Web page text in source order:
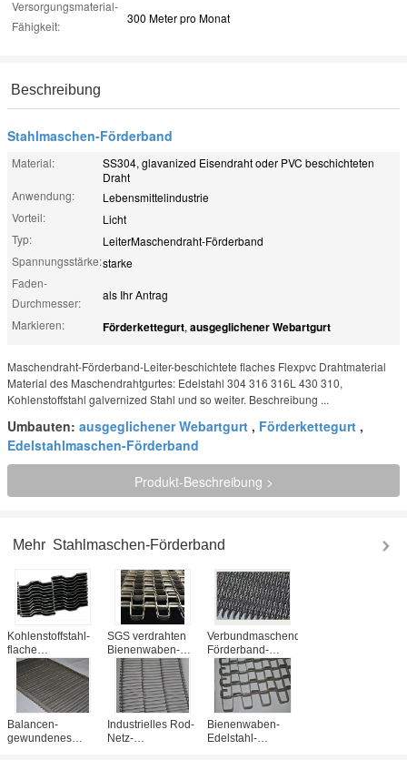
Versorgungsmaterial-
Fähigkeit:
300 Meter pro Monat
Beschreibung
Stahlmaschen-Förderband
Material:
SS304, glavanized Eisendraht oder PVC beschichteten
Draht
Anwendung:
Lebensmittelindustrie
Vorteil:
Licht
Typ:
LeiterMaschendraht-Förderband
Spannungsstärke:starke
Faden-
Durchmesser:
als Ihr Antrag
Markieren:
Förderkettegurt, ausgeglichener Webartgurt
Maschendraht-Förderband-Leiter-beschichtete flaches Flexpvc Drahtmaterial
Material des Maschendrahtgurtes: Edelstahl 304 316 316L 430 310,
Kohlenstoffstahl galvernized Stahl und so weiter. Beschreibung ...
Umbauten: ausgeglichener Webartgurt , Förderkettegurt ,
Edelstahlmaschen-Förderband
Produkt-Beschreibung >
Mehr Stahlmaschen-Förderband
Kohlenstoffstahl-
flache
Flexmaschendraht-
Förderband-Kurve
oder spezielle Art
SGS verdrahten
Bienenwaben-
Förderband mit
Edelstahl 304
316, unlegierter
Hartstahl
Verbundmaschendraht-
Förderband-
Verschlüsselungs-
Art für Pizza-
Förderer
Balancen-
gewundenes
Industrielles Rod-
Netz-
Bienenwaben-
Edelstahl-